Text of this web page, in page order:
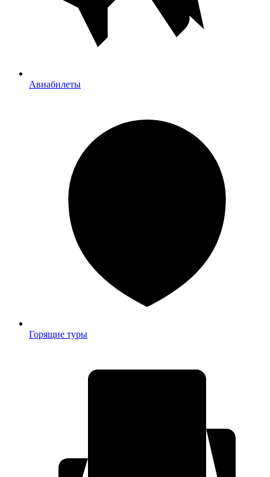
Авиабилеты
Горящие туры